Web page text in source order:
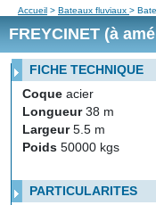
Accueil > Bateaux fluviaux >
FREYCINET (à
FICHE TECHNIQUE
Coque acier
Longueur 38 m
Largeur 5.5 m
Poids 50000 kgs
PARTICULARITES